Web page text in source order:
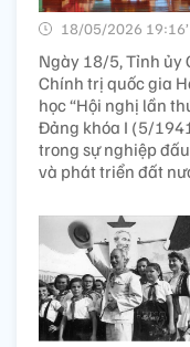
18/05/2026 19:16’
Ngày 18/5, Tỉnh ủy
Chính trị quốc gia
học “Hội nghị lần
Đảng khóa I (5/
trong sự nghiệp
và phát triển đất